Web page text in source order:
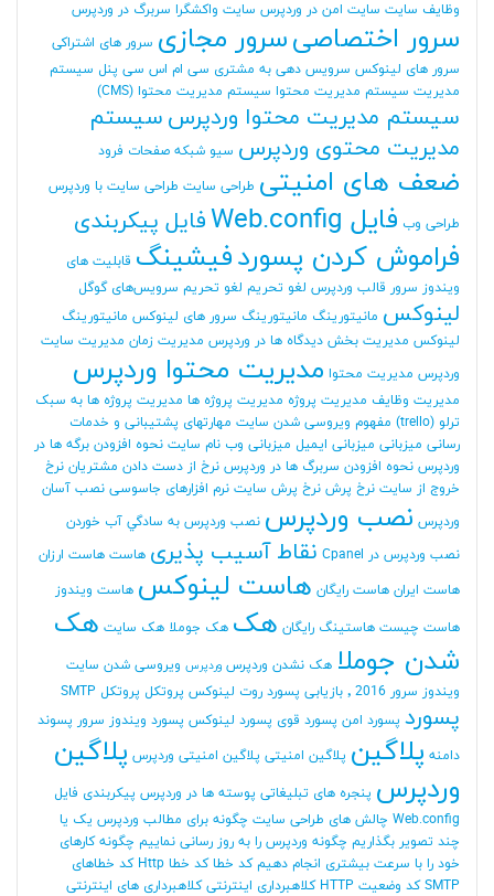
وظایف سایت سایت امن در وردپرس سایت واکشگرا سربرگ در وردپرس
سرور اختصاصیسرور مجازی سرور های اشتراکی
سرور های لینوکس سرویس دهی به مشتری سی ام اس سی پنل سیستم
مدیریت سیستم مدیریت محتوا سیستم مدیریت محتوا (CMS)
سیستم مدیریت محتوا وردپرس سیستم
مدیریت محتوی وردپرس سیو شبکه صفحات فرود
ضعف های امنیتی طراحی سایت طراحی سایت با وردپرس
طراحی وب فایل Web.config فایل پیکربندی
فراموش کردن پسوردفیشینگ قابلیت های
ویندوز سرور قالب وردپرس لغو تحریم لغو تحریم سرویس‌های گوگل
لینوکس مانیتورینگ مانیتورینگ سرور های لینوکس مانیتورینگ
لینوکس مدیریت بخش دیدگاه ها در وردپرس مدیریت زمان مدیریت سایت
وردپرس مدیریت محتوا مدیریت محتوا وردپرس
مدیریت وظایف مدیریت پروژه مدیریت پروژه ها مدیریت پروژه ها به سبک
ترلو (trello)
مفهوم ویروسی شدن سایت مهارتهای پشتیبانی و خدمات
رسانی میزبانی میزبانی ایمیل میزبانی وب نام سایت نحوه افزودن برگه ها در
وردپرس نحوه افزودن سربرگ ها در وردپرس نرخ از دست دادن مشتریان نرخ
خروج از سایت نرخ پرش نرخ پرش سایت نرم افزارهای جاسوسی نصب آسان
وردپرس نصب وردپرس نصب وردپرس به سادگي آب خوردن
نصب وردپرس در Cpanel
نقاط آسیب پذیری هاست هاست ارزان
هاست ایران هاست رایگان هاست لینوکس هاست ویندوز
هاست چیست هاستینگ رایگان هک هک جوملا هک سایت هک
شدن جوملا هک نشدن وردپرس وردپرس ویروسی شدن سایت
ویندوز سرور 2016
٬ بازیابی پسورد روت لینوکس پروتکل پروتکل SMTP
پسورد پسورد امن پسورد قوی پسورد لینوکس پسورد ویندوز سرور پسوند
دامنه پلاگین پلاگین امنیتی پلاگین امنیتی وردپرس پلاگین
وردپرس پنجره های تبلیغاتی پوسته ها در وردپرس پیکربندی فایل
Web.config چالش های طراحی سایت چگونه برای مطالب وردپرس یک یا
چند تصویر بگذاریم چگونه وردپرس را به روز رسانی نماییم چگونه کارهای
خود را با سرعت بیشتری انجام دهیم کد خطا کد خطا Http
کد خطاهای
SMTP کد وضعیت HTTP کلاهبرداری اینترنتی کلاهبرداری های اینترنتی